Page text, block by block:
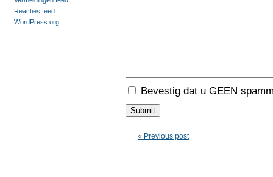
Bevestig dat u GEEN
« Previous post
Reacties feed
WordPress.org